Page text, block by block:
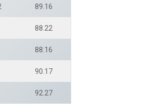
89.16
88.22
88.16
90.17
92.27